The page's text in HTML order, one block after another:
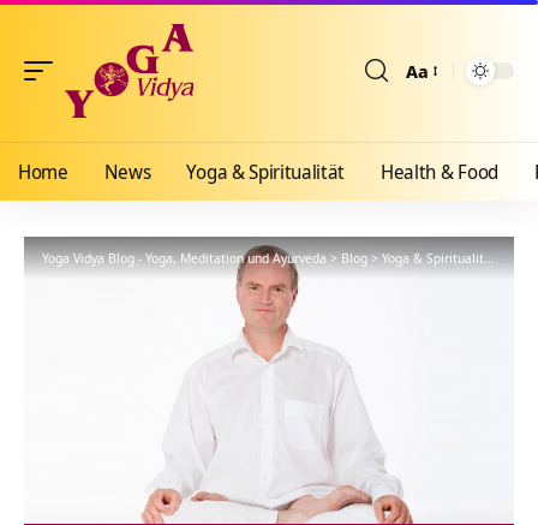
Aa
Home News Yoga & Spiritualität Health & Food
Yoga Vidya Blog - Yoga, Meditation und Ayurveda>Blog>Yoga & Spiritualität >